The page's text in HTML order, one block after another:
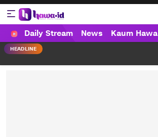
HAWA
Haluan Wanita Indonesia
Daily Stream News Kaum Hawa
HEADLINE